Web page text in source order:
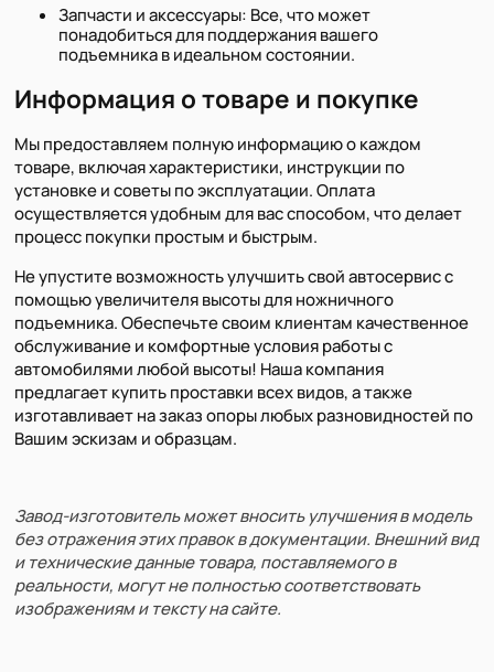
Запчасти и аксессуары: Все, что может
понадобиться для поддержания вашего
подъемника в идеальном состоянии.
Информация о товаре и покупке
Мы предоставляем полную информацию о каждом
товаре, включая характеристики, инструкции по
установке и советы по эксплуатации. Оплата
осуществляется удобным для вас способом, что делает
процесс покупки простым и быстрым.
Не упустите возможность улучшить свой автосервис с
помощью увеличителя высоты для ножничного
подъемника. Обеспечьте своим клиентам качественное
обслуживание и комфортные условия работы с
автомобилями любой высоты! Наша компания
предлагает купить проставки всех видов, а также
изготавливает на заказ опоры любых разновидностей по
Вашим эскизам и образцам.
Завод-изготовитель может вносить улучшения в модель
без отражения этих правок в документации. Внешний вид
и технические данные товара, поставляемого в
реальности, могут не полностью соответствовать
изображениям и тексту на сайте.